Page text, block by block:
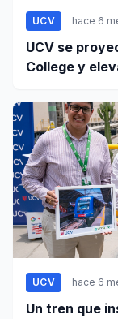
UCV hace 6
UCV se
College y
UCV hace 6
Un tren que